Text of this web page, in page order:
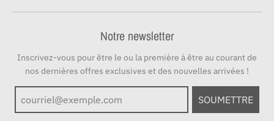
Notre newsletter
Inscrivez-vous pour être le ou la première à être au courant de
nos dernières offres exclusives et des nouvelles arrivées !
SOUMETTRE